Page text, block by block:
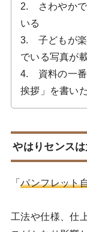
2. さわやかで
いる
3. 子どもが楽
でいる写真が
4. 資料の一番
挨拶」を書い
やはりセンス
「パンフレット
工法や仕様、仕